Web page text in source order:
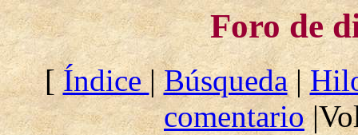
Foro de
[Índice|Búsqueda|
comentario